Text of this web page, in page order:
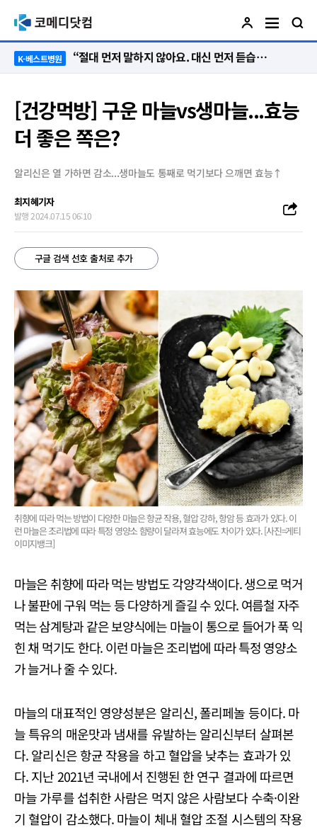
K-베스트병원 “절대 먼저 말하지 않아요. 대신 먼저 듣습니다”
[건강먹방] 구운 마늘vs생마늘...효능
더 좋은 쪽은?
알리신은 열 가하면 감소...생마늘도 통째로 먹기보다 으깨면 효능↑
최지혜기자
발행 2024.07.15 06:10
구글 검색 선호 출처로 추가
취향에 따라 먹는 방법이 다양한 마늘은 항균 작용, 혈압 강하, 항암 등 효과가 있다. 이
런 마늘은 조리법에 따라 특정 영양소 함량이 달라져 효능에도 차이가 있다. [사진=게티
이미지뱅크]
마늘은 취향에 따라 먹는 방법도 각양각색이다. 생으로 먹거
나 불판에 구워 먹는 등 다양하게 즐길 수 있다. 여름철 자주
먹는 삼계탕과 같은 보양식에는 마늘이 통으로 들어가 푹 익
힌 채 먹기도 한다. 이런 마늘은 조리법에 따라 특정 영양소
가 늘거나 줄 수 있다.
마늘의 대표적인 영양성분은 알리신, 폴리페놀 등이다. 마
늘 특유의 매운맛과 냄새를 유발하는 알리신부터 살펴본
다. 알리신은 항균 작용을 하고 혈압을 낮추는 효과가 있
다. 지난 2021년 국내에서 진행된 한 연구 결과에 따르면
마늘 가루를 섭취한 사람은 먹지 않은 사람보다 수축·이완
기 혈압이 감소했다. 마늘이 체내 혈압 조절 시스템의 작용